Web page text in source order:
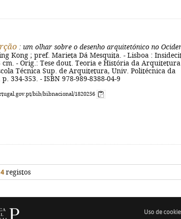
: um olhar sobre o desenho arquitetónico no
Kong ; pref. Marieta Dá Mesquita. - Lisboa :
cm. - Orig.: Tese dout. Teoria e História da Arquitetura
Técnica Sup. de Arquitetura, Univ. Politécnica da
334-353. - ISBN 978-989-8388-04-9
bib/bibnacional/1820256
4registos
Uso de